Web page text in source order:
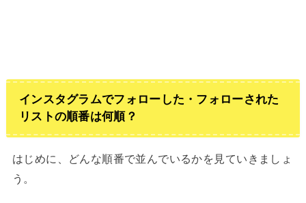
インスタグラムでフォローした・フォローされた
リストの順番は何順？
はじめに、どんな順番で並んでいるかを見ていきましょ
う。